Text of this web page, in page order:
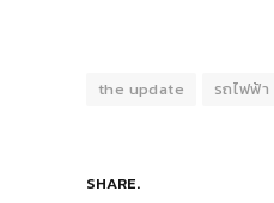
the update รถไฟฟ้า
SHARE.